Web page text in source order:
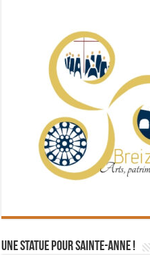
Une statue pour Sainte-Anne !